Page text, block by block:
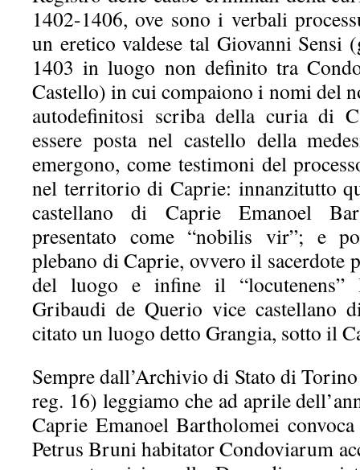
1402-1406, ove sono i verbali
un eretico valdese tal Giovanni Sensi
1403 in luogo non definito tra
Castello) in cui compaiono i nomi del
autodefinitosi scriba della curia di
essere posta nel castello della
emergono, come testimoni del
nel territorio di Caprie: innanzitutto
castellano di Caprie Emanoel
presentato come “nobilis vir”; e
plebano di Caprie, ovvero il sacerdote
del luogo e infine il “locutenens”
Gribaudi de Querio vice castellano
citato un luogo detto Grangia, sotto il
Sempre dall’Archivio di Stato di
reg. 16) leggiamo che ad aprile
Caprie Emanoel Bartholomei
Petrus Bruni habitator Condoviarum